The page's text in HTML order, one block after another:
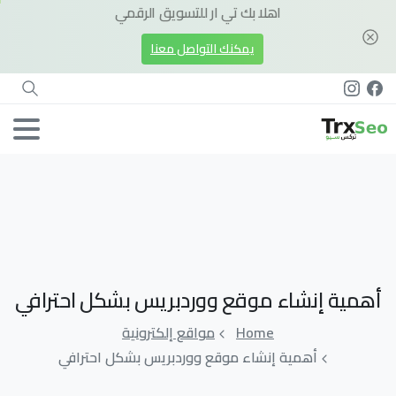
اهلا بك تي ار للتسويق الرقمي
يمكنك التواصل معنا
أهميةإنشاءموقعووردبريسبشكلاحترافي
Home
مواقع إلكترونية
أهمية إنشاء موقع ووردبريس بشكل احترافي